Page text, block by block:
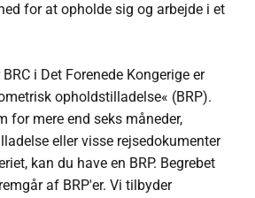
for at opholde sig og arbejde i et
i Det Forenede Kongerige er
opholdstilladelse« (BRP).
for mere end seks måneder,
eller visse rejsedokumenter
kan du have en BRP. Begrebet
af BRP'er. Vi tilbyder